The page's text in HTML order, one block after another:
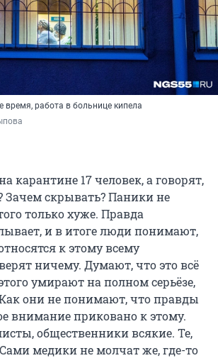
время, работа в больнице кипела
карантине 17 человек, а говорят,
Зачем скрывать? Паники не
только хуже. Правда
и в итоге люди понимают,
к этому всему
ничему. Думают, что это всё
умирают на полном серьёзе,
Как они не понимают, что правды
внимание приковано к этому.
общественники всякие. Те,
медики не молчат же, где-то